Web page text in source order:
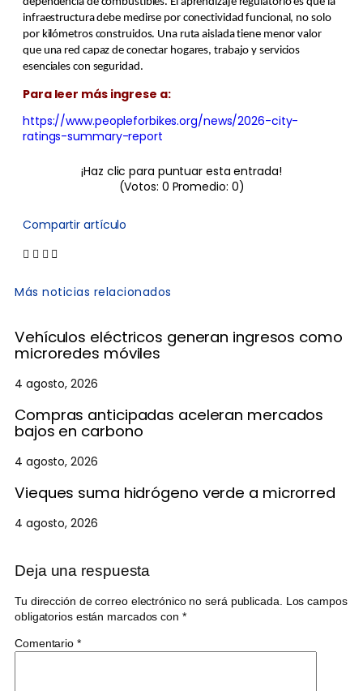
infraestructura debe medirse por conectividad funcional, no solo
por kilómetros construidos. Una ruta aislada tiene menor valor
que una red capaz de conectar hogares, trabajo y servicios
esenciales con seguridad.
Para leer más ingrese a:
https://www.peopleforbikes.org/news/2026-city-
ratings-summary-report
¡Haz clic para puntuar esta entrada!
(Votos: 0 Promedio: 0)
Compartir artículo
Más noticias relacionados
Vehículos eléctricos generan ingresos como
microredes móviles
4 agosto, 2026
Compras anticipadas aceleran mercados
bajos en carbono
4 agosto, 2026
Vieques suma hidrógeno verde a microrred
4 agosto, 2026
Deja una respuesta
Tu dirección de correo electrónico no será publicada.
Los campos
obligatorios están marcados con *
Comentario *